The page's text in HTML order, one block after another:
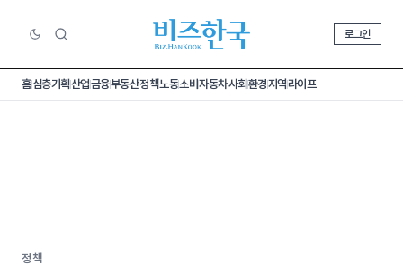
로그인
홈심층기획산업금융부동산정책노동소비 자동차사회환경지역라이프
정책